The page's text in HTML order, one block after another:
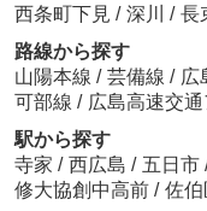
西条町下見 / 深川 / 長
路線から探す
山陽本線 / 芸備線 / 広
可部線 / 広島高速交
駅から探す
寺家 / 西広島 / 五日市
修大協創中高前 / 佐